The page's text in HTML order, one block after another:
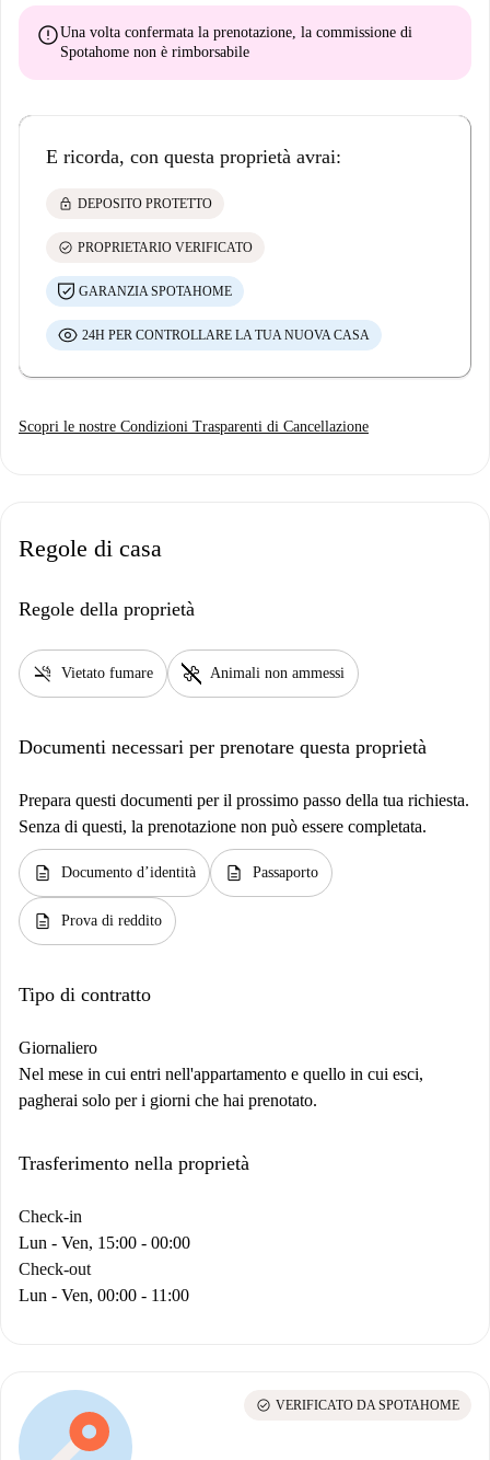
errorUna volta confermata la prenotazione, la commissione di
Spotahome non è rimborsabile
E ricorda, con questa proprietà avrai:
lock DEPOSITO PROTETTO
check_circle PROPRIETARIO VERIFICATO
GARANZIA SPOTAHOME
24H PER CONTROLLARE LA TUA NUOVA CASA
Scopri le nostre Condizioni Trasparenti di Cancellazione
Regole di casa
Regole della proprietà
smoke_free Vietato fumare pet_supplies Animali non ammessi
Documenti necessari per prenotare questa proprietà
Prepara questi documenti per il prossimo passo della tua richiesta.
Senza di questi, la prenotazione non può essere completata.
description Documento d’identità description Passaporto
description Prova di reddito
Tipo di contratto
Giornaliero
Nel mese in cui entri nell'appartamento e quello in cui esci,
pagherai solo per i giorni che hai prenotato.
Trasferimento nella proprietà
Check-in
Lun - Ven, 15:00 - 00:00
Check-out
Lun - Ven, 00:00 - 11:00
check_circle VERIFICATO DA SPOTAHOME